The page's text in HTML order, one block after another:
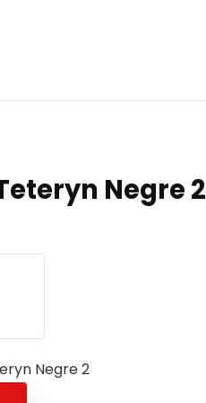
Negre 2
Negre 2